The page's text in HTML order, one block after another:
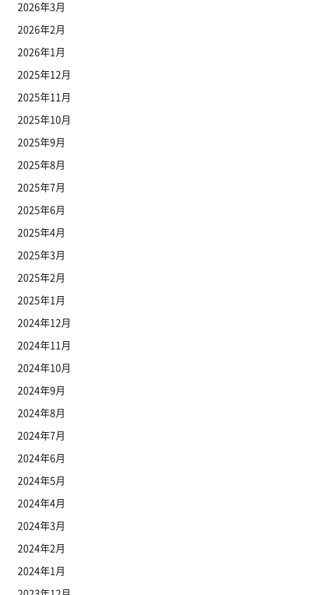
2026年3月
2026年2月
2026年1月
2025年12月
2025年11月
2025年10月
2025年9月
2025年8月
2025年7月
2025年6月
2025年4月
2025年3月
2025年2月
2025年1月
2024年12月
2024年11月
2024年10月
2024年9月
2024年8月
2024年7月
2024年6月
2024年5月
2024年4月
2024年3月
2024年2月
2024年1月